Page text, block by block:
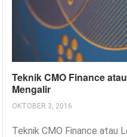
Teknik CMO Finance
Mengalir
OKTOBER 3, 2016
Teknik CMO Finance atau